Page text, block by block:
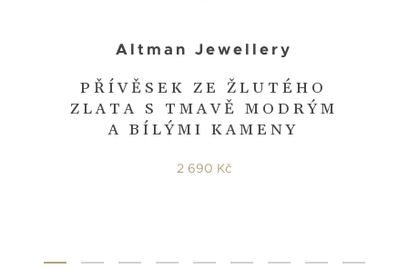
PŘÍVĚSEK ZE ŽLUTÉHO
ZLATA S TMAVĚ MODRÝM
A BÍLÝMI KAMENY
Altman Jewellery
2 690 Kč